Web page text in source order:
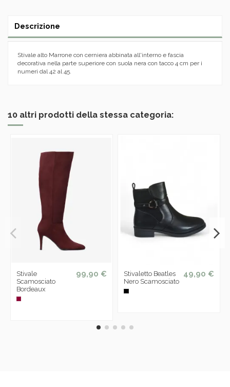
Descrizione
Stivale alto Marrone con cerniera abbinata all'interno e fascia
decorativa nella parte superiore con suola nera con tacco 4 cm per i
numeri dal 42 al 45.
10 altri prodotti della stessa categoria:
Stivale
Scamosciato
Bordeaux
99,90 €
Stivaletto Beatles
Nero Scamosciato
49,90 €